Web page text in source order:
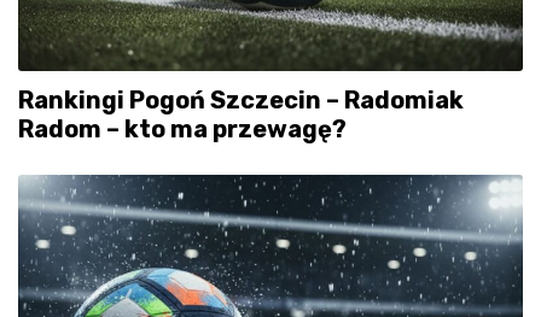
Rankingi Pogoń Szczecin – Radomiak
Radom – kto ma przewagę?